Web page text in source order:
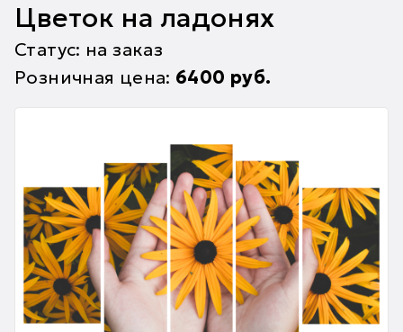
Цветок на ладонях
Статус: на заказ
Розничная цена: 6400 руб.